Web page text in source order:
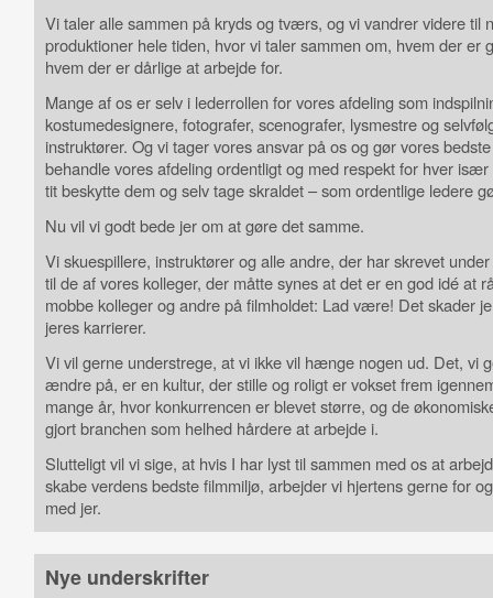
Vi taler alle sammen på kryds og tværs, og vi vandrer videre til
produktioner hele tiden, hvor vi taler sammen om, hvem der er
hvem der er dårlige at arbejde for.
Mange af os er selv i lederrollen for vores afdeling som
kostumedesignere, fotografer, scenografer, lysmestre og
instruktører. Og vi tager vores ansvar på os og gør vores
behandle vores afdeling ordentligt og med respekt for hver især
tit beskytte dem og selv tage skraldet – som ordentlige ledere
Nu vil vi godt bede jer om at gøre det samme.
Vi skuespillere, instruktører og alle andre, der har skrevet
til de af vores kolleger, der måtte synes at det er en god idé at
mobbe kolleger og andre på filmholdet: Lad være! Det skader
jeres karrierer.
Vi vil gerne understrege, at vi ikke vil hænge nogen ud. Det, vi
ændre på, er en kultur, der stille og roligt er vokset frem
mange år, hvor konkurrencen er blevet større, og de
gjort branchen som helhed hårdere at arbejde i.
Slutteligt vil vi sige, at hvis I har lyst til sammen med os at
skabe verdens bedste filmmiljø, arbejder vi hjertens gerne for
med jer.
Nye underskrifter